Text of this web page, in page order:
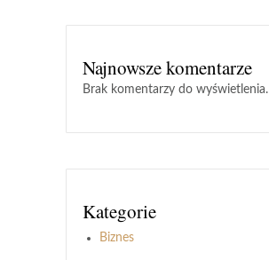
Najnowsze komentarze
Brak komentarzy do wyświetlenia.
Kategorie
Biznes